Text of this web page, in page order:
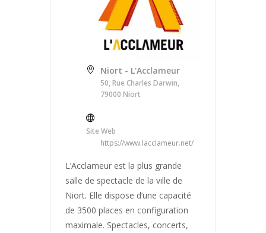
Niort - L'Acclameur
50, Rue Charles Darwin,
79000 Niort
Site Web
https://www.lacclameur.net/
L’Acclameur est la plus grande
salle de spectacle de la ville de
Niort. Elle dispose d’une capacité
de 3500 places en configuration
maximale. Spectacles, concerts,